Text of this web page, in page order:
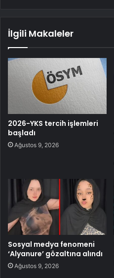
İlgili Makaleler
2026-YKS tercih işlemleri
başladı
Ağustos 9, 2026
Sosyal medya fenomeni
‘Alyanure’ gözaltına alındı
Ağustos 9, 2026